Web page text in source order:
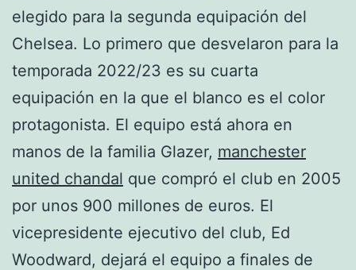
elegido para la segunda equipación del
Chelsea. Lo primero que desvelaron para la
temporada 2022/23 es su cuarta
equipación en la que el blanco es el color
protagonista. El equipo está ahora en
manos de la familia Glazer, manchester
united chandal que compró el club en 2005
por unos 900 millones de euros. El
vicepresidente ejecutivo del club, Ed
Woodward, dejará el equipo a finales de